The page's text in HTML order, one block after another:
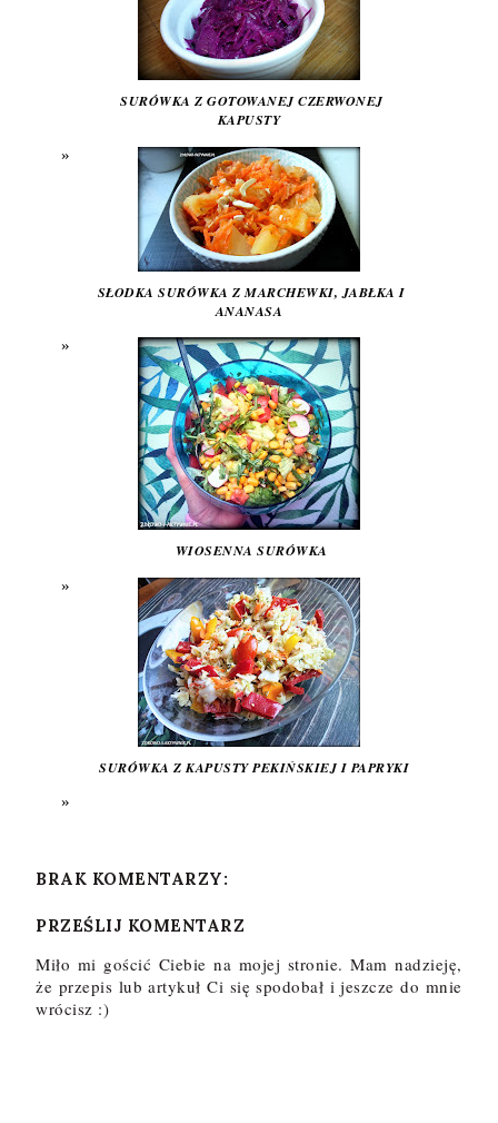
SURÓWKA Z GOTOWANEJ CZERWONEJ
KAPUSTY
SŁODKA SURÓWKA Z MARCHEWKI, JABŁKA I
ANANASA
WIOSENNA SURÓWKA
SURÓWKA Z KAPUSTY PEKIŃSKIEJ I PAPRYKI
BRAK KOMENTARZY:
PRZEŚLIJ KOMENTARZ
Miło mi gościć Ciebie na mojej stronie. Mam nadzieję,
że przepis lub artykuł Ci się spodobał i jeszcze do mnie
wrócisz :)